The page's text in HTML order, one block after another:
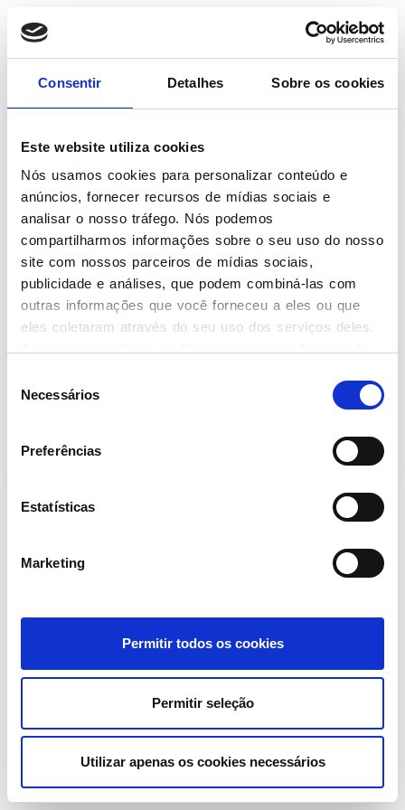
Consentir Detalhes Sobre os cookies
Este website utiliza cookies
Nós usamos cookies para personalizar conteúdo e
anúncios, fornecer recursos de mídias sociais e
analisar o nosso tráfego. Nós podemos
compartilharmos informações sobre o seu uso do nosso
site com nossos parceiros de mídias sociais,
publicidade e análises, que podem combiná-las com
outras informações que você forneceu a eles ou que
eles coletaram através do seu uso dos serviços deles.
clique em negar!
Necessários
Preferências
Estatísticas
Marketing
Permitir todos os cookies
Permitir seleção
Utilizar apenas os cookies necessários
PRIVACIDADE
Aplicativos de relacionamento e
Lei Geral de Proteção de Dados
Entrevista Jornal SBT Meio Dia, 15/08/2018: A
segurança no uso de aplicativos de
relacionamentos e a recente Lei Geral de
Proteção de Dados sancionada pelo
v=K6WSDivb_UE